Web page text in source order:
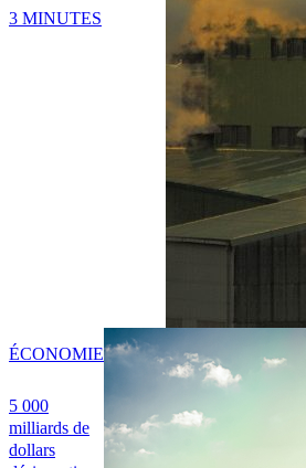
3 MINUTES
5 000
milliards de
dollars
ÉCONOMIE